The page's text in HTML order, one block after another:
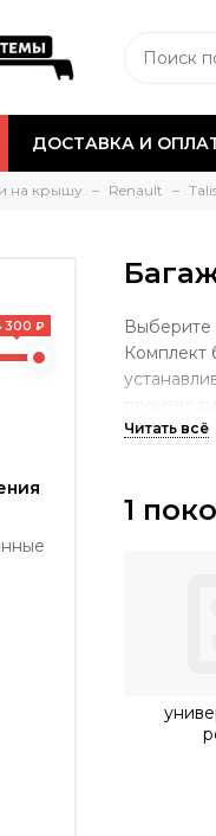
ДОСТАВКА И
на крышу Renault
300 ₽
Выберите
Комплект
1